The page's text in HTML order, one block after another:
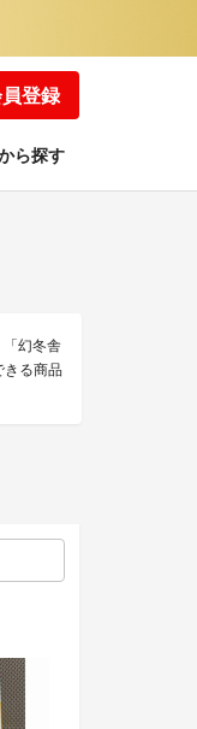
登録
ら探す
幻冬舎
る商品